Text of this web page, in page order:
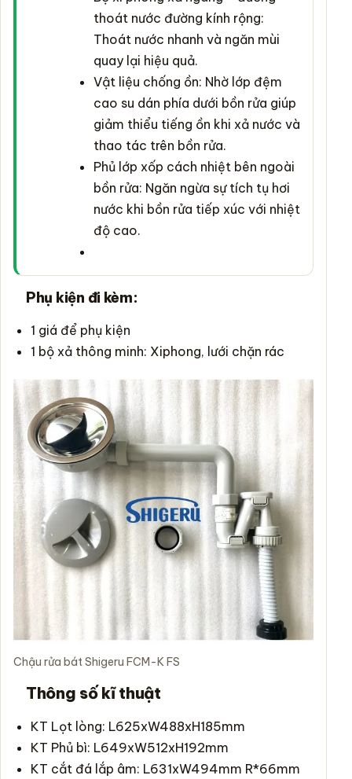
thoát nước đường kính rộng:
Thoát nước nhanh và ngăn mùi
quay lại hiệu quả.
Vật liệu chống ồn: Nhờ lớp đệm
cao su dán phía dưới bồn rửa giúp
giảm thiểu tiếng ồn khi xả nước và
thao tác trên bồn rửa.
Phủ lớp xốp cách nhiệt bên ngoài
bồn rửa: Ngăn ngừa sự tích tụ hơi
nước khi bồn rửa tiếp xúc với nhiệt
độ cao.
Phụ kiện đi kèm:
1 giá để phụ kiện
1 bộ xả thông minh: Xiphong, lưới chặn rác
Chậu rửa bát Shigeru FCM-K FS
Thông số kĩ thuật
KT Lọt lòng: L625xW488xH185mm
KT Phủ bì: L649xW512xH192mm
KT cắt đá lắp âm: L631xW494mm R*66mm